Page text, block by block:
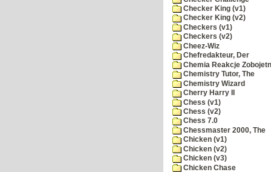
Checker King (v1)
Checker King (v2)
Checkers (v1)
Checkers (v2)
Cheez-Wiz
Chefredakteur, Der
Chemia Reakcje
Chemistry Tutor, The
Chemistry Wizard
Cherry Harry II
Chess (v1)
Chess (v2)
Chess 7.0
Chessmaster 2000, The
Chicken (v1)
Chicken (v2)
Chicken (v3)
Chicken Chase